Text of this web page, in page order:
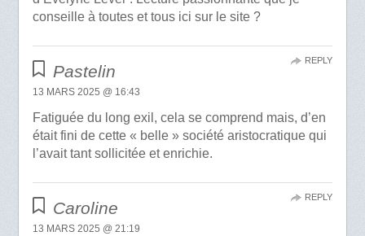
conseille à toutes et tous ici sur le site ?
Pastelin
13 MARS 2025 @ 16:43
Fatiguée du long exil, cela se comprend mais, d’en
était fini de cette « belle » société aristocratique qui
l’avait tant sollicitée et enrichie.
REPLY
Caroline
13 MARS 2025 @ 21:19
REPLY